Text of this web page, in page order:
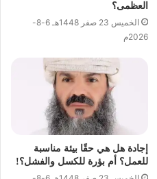
العظمى؟
الخميس 23 صفر 1448هـ 6-8-
2026م
إجادة هل هي حقًا بيئة مناسبة
للعمل؟ أم بؤرة للكسل والفشل؟!